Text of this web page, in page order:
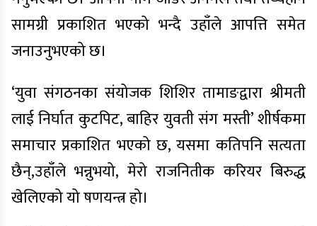
सामग्री प्रकाशित भएको भन्दै उहाँले आपत्ति समेत
जनाउनुभएको छ।
‘युवा संगठनका संयोजक शिशिर तामाङद्वारा श्रीमती
लाई निर्घात कुटपिट, बाहिर युवती संग मस्ती’ शीर्षकमा
समाचार प्रकाशित भएको छ, यसमा कतिपनि सत्यता
छैन्,उहाँले भन्नुभयो, मेरो राजनितीक करियर बिरुद्ध
खेलिएको यो षणयन्त्र हो।